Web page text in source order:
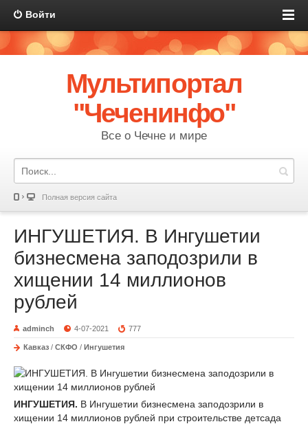
Войти
Мультипортал
"Чеченинфо"
Все о Чечне и мире
Полная версия сайта
ИНГУШЕТИЯ. В Ингушетии
бизнесмена заподозрили в
хищении 14 миллионов
рублей
adminch 4-07-2021 777
Кавказ / СКФО / Ингушетия
ИНГУШЕТИЯ. В Ингушетии бизнесмена заподозрили в
хищении 14 миллионов рублей при строительстве детсада